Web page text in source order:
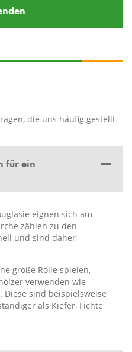
die uns häufig gestellt
für ein
eignen sich am
zählen zu den
und sind daher
große Rolle spielen,
verwenden wie
Diese sind beispielsweise
als Kiefer, Fichte